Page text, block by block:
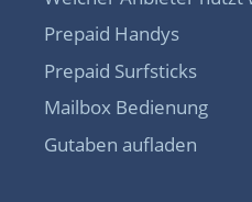
Prepaid Handys
Prepaid Surfsticks
Mailbox Bedienung
Gutaben aufladen